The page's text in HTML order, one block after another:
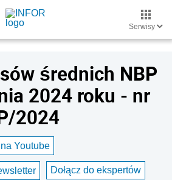
Serwisy
średnich NBP
2024 roku - nr
2024
Youtube
Dołącz do ekspertów